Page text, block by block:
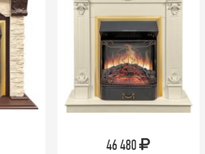
46 480